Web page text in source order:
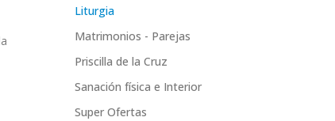
Liturgia
Matrimonios - Parejas
Priscilla de la Cruz
Sanación física e Interior
Super Ofertas